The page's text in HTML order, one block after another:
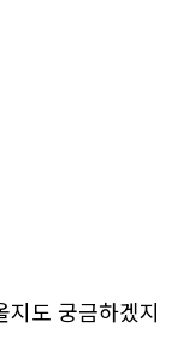
도 궁금하겠지